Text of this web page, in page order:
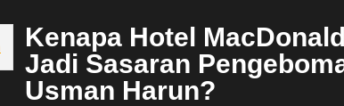
Kenapa Hotel MacDonald
Jadi Sasaran
Usman Harun?